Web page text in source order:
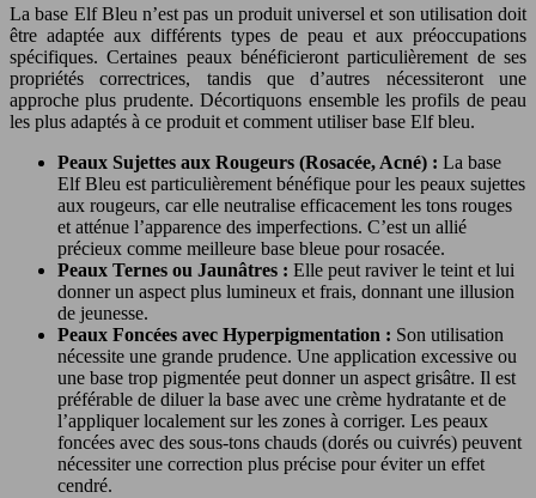
La base Elf Bleu n’est pas un produit universel et son utilisation doit
être adaptée aux différents types de peau et aux préoccupations
spécifiques. Certaines peaux bénéficieront particulièrement de ses
propriétés correctrices, tandis que d’autres nécessiteront une
approche plus prudente. Décortiquons ensemble les profils de peau
les plus adaptés à ce produit et comment utiliser base Elf bleu.
Peaux Sujettes aux Rougeurs (Rosacée, Acné) : La base
Elf Bleu est particulièrement bénéfique pour les peaux sujettes
aux rougeurs, car elle neutralise efficacement les tons rouges
et atténue l’apparence des imperfections. C’est un allié
précieux comme meilleure base bleue pour rosacée.
Peaux Ternes ou Jaunâtres : Elle peut raviver le teint et lui
donner un aspect plus lumineux et frais, donnant une illusion
de jeunesse.
Peaux Foncées avec Hyperpigmentation : Son utilisation
nécessite une grande prudence. Une application excessive ou
une base trop pigmentée peut donner un aspect grisâtre. Il est
préférable de diluer la base avec une crème hydratante et de
l’appliquer localement sur les zones à corriger. Les peaux
foncées avec des sous-tons chauds (dorés ou cuivrés) peuvent
nécessiter une correction plus précise pour éviter un effet
cendré.